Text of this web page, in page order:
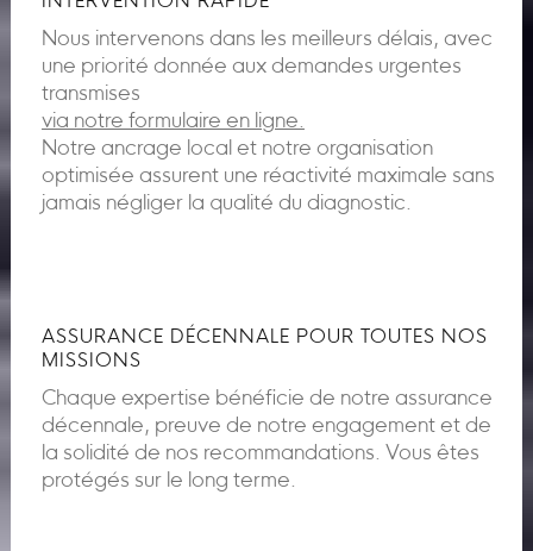
Nous intervenons dans les meilleurs délais, avec
une priorité donnée aux demandes urgentes
transmises
via notre formulaire en ligne.
Notre ancrage local et notre organisation
optimisée assurent une réactivité maximale sans
jamais négliger la qualité du diagnostic.
ASSURANCE DÉCENNALE POUR TOUTES NOS
MISSIONS
Chaque expertise bénéficie de notre assurance
décennale, preuve de notre engagement et de
la solidité de nos recommandations. Vous êtes
protégés sur le long terme.